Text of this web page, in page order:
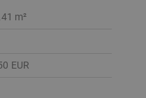
m²
EUR